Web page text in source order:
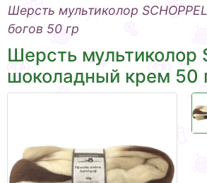
Шерсть мультиколор
богов 50 гр
Шерсть мультиколор
шоколадный крем 50